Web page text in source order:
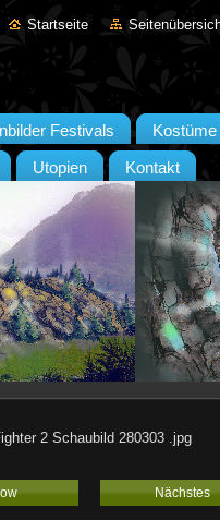
Startseite
Festivals Kostüme
Utopien Kontakt
2 Schaubild 280303 .jpg
Nächstes